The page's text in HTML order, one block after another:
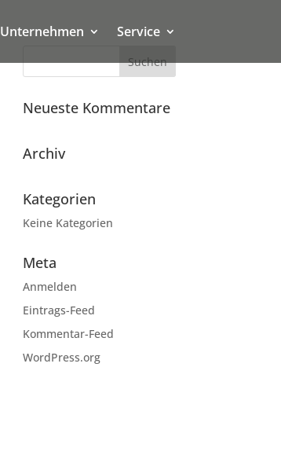
Unternehmen Service
Neueste Kommentare
Archiv
Kategorien
Keine Kategorien
Meta
Anmelden
Eintrags-Feed
Kommentar-Feed
WordPress.org